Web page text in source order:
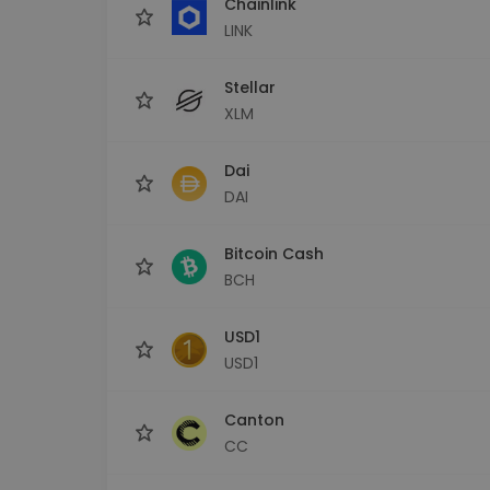
LINK
Stellar
XLM
Dai
DAI
Bitcoin Cash
BCH
USD1
USD1
Canton
CC